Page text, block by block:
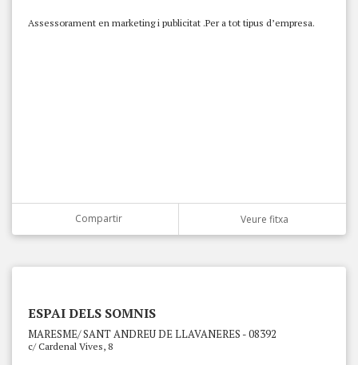
Assessorament en marketing i publicitat .Per a tot tipus d’empresa.
Compartir Veure fitxa
ESPAI DELS SOMNIS
MARESME/ SANT ANDREU DE LLAVANERES - 08392
c/ Cardenal Vives, 8